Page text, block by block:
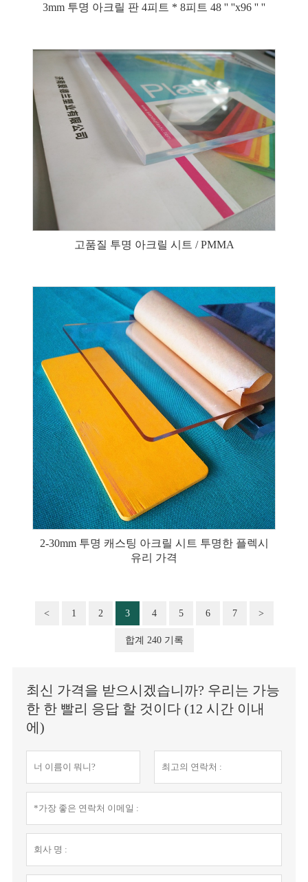
3mm 투명 아크릴 판 4피트 * 8피트 48 '' ''x96 '' ''
고품질 투명 아크릴 시트 / PMMA
2-30mm 투명 캐스팅 아크릴 시트 투명한 플렉시
유리 가격
< 1 2 3 4 5 6 7 >
합계 240 기록
최신 가격을 받으시겠습니까? 우리는 가능
한 한 빨리 응답 할 것이다 (12 시간 이내
에)